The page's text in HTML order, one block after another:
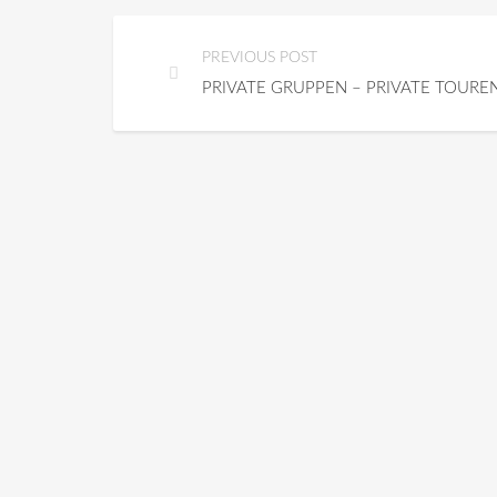
PREVIOUS POST
PRIVATE GRUPPEN – PRIVATE